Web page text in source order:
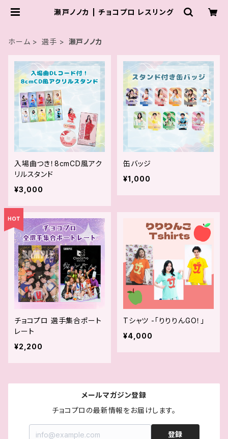
瀬戸ノノカ | チョコプロ レスリング
ホーム 選手 瀬戸ノノカ
入場曲つき！8cmCD風アク
リルスタンド
¥3,000
缶バッジ
¥1,000
チョコプロ 選手集合ポート
レート
¥2,200
Tシャツ -「りりりんGO！」
¥4,000
メールマガジン登録
チョコプロの最新情報をお届けします。
登録